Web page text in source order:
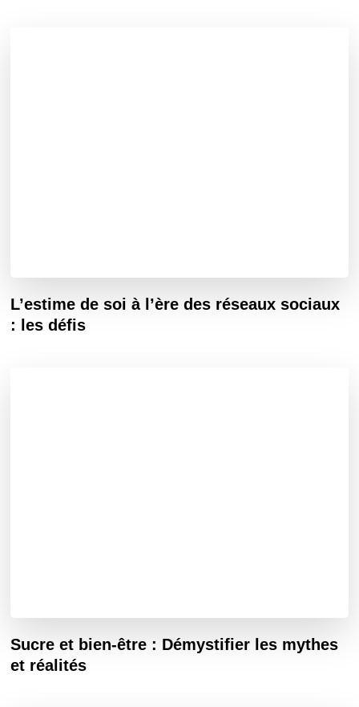
L’estime de soi à l’ère des réseaux sociaux
: les défis
Sucre et bien-être : Démystifier les mythes
et réalités